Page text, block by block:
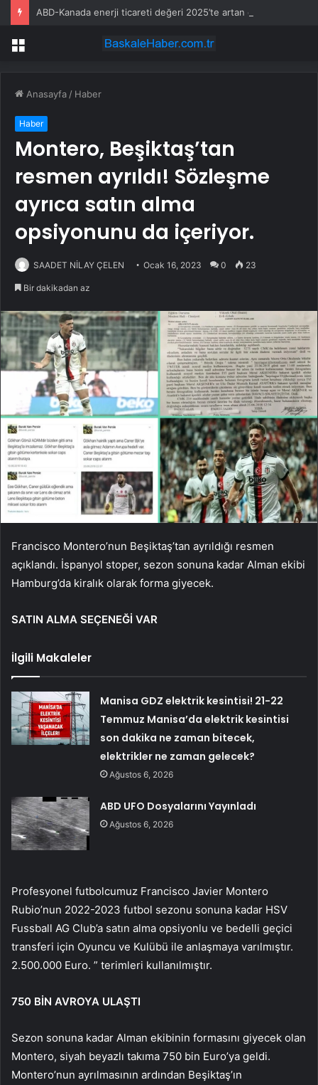
Menü
Anasayfa / Haber
Haber
Montero, Beşiktaş’tan
resmen ayrıldı! Sözleşme
ayrıca satın alma
opsiyonunu da içeriyor.
SAADET NİLAY ÇELEN Ocak 16, 2023 0 23
Bir dakikadan az
Francisco Montero’nun Beşiktaş’tan ayrıldığı resmen
açıklandı. İspanyol stoper, sezon sonuna kadar Alman ekibi
Hamburg’da kiralık olarak forma giyecek.
SATIN ALMA SEÇENEĞİ VAR
İlgili Makaleler
Manisa GDZ elektrik kesintisi! 21-22
Temmuz Manisa’da elektrik kesintisi
son dakika ne zaman bitecek,
elektrikler ne zaman gelecek?
Ağustos 6, 2026
ABD UFO Dosyalarını Yayınladı
Ağustos 6, 2026
Profesyonel futbolcumuz Francisco Javier Montero
Rubio’nun 2022-2023 futbol sezonu sonuna kadar HSV
Fussball AG Club’a satın alma opsiyonlu ve bedelli geçici
transferi için Oyuncu ve Kulübü ile anlaşmaya varılmıştır.
2.500.000 Euro. ” terimleri kullanılmıştır.
750 BİN AVROYA ULAŞTI
Sezon sonuna kadar Alman ekibinin formasını giyecek olan
Montero, siyah beyazlı takıma 750 bin Euro’ya geldi.
Montero’nun ayrılmasının ardından Beşiktaş’ın